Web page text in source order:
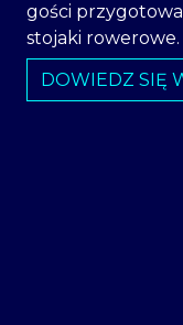
gości
stojaki rowerowe.
DOWIEDZ SIĘ